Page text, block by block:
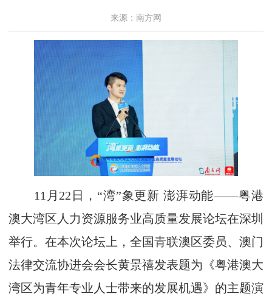
来源：南方网
11月22日，“湾”象更新 澎湃动能——粤港
澳大湾区人力资源服务业高质量发展论坛在深圳
举行。在本次论坛上，全国青联澳区委员、澳门
法律交流协进会会长黄景禧发表题为《粤港澳大
湾区为青年专业人士带来的发展机遇》的主题演